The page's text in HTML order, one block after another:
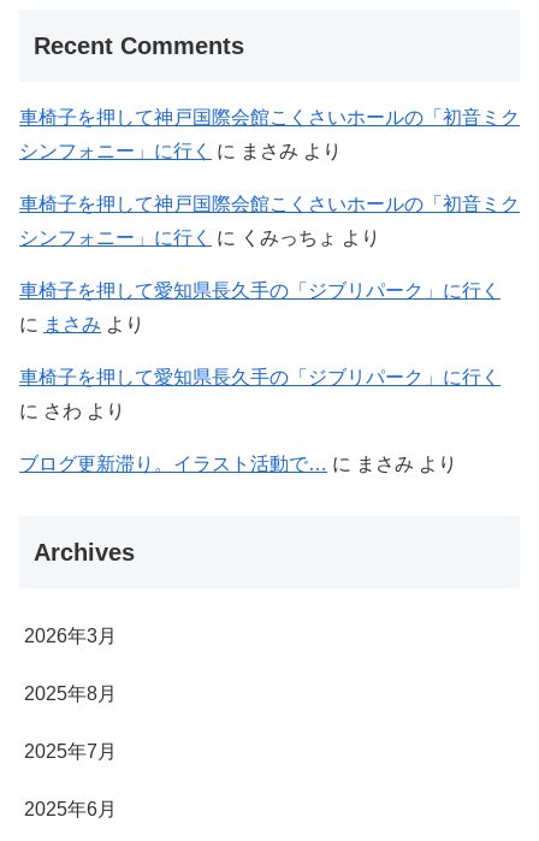
Recent Comments
車椅子を押して神戸国際会館こくさいホールの「初音ミク
シンフォニー」に行く
に まさみ より
車椅子を押して神戸国際会館こくさいホールの「初音ミク
シンフォニー」に行く
に くみっちょ より
車椅子を押して愛知県長久手の「ジブリパーク」に行く
に まさみ より
車椅子を押して愛知県長久手の「ジブリパーク」に行く
に さわ より
ブログ更新滞り。イラスト活動で… に まさみ より
Archives
2026年3月
2025年8月
2025年7月
2025年6月